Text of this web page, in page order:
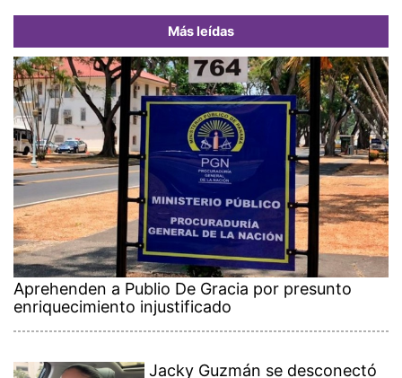
Más leídas
Aprehenden a Publio De Gracia por presunto
enriquecimiento injustificado
Jacky Guzmán se desconectó